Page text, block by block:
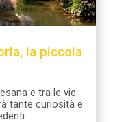
la piccola
e tra le vie
tante curiosità e